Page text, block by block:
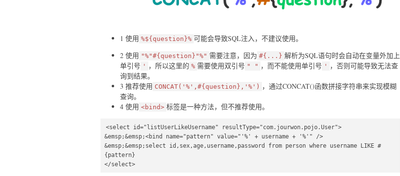
1 使用 %${question}% 可能会导致SQL注入，不建议使用。
2 使用 "%"#{question}"%" 需要注意，因为 #{...} 解析为SQL语句时会自动在变量外加上
单引号 ' ，所以这里的 % 需要使用双引号 " " ，而不能使用单引号 ' ，否则可能导致无法查
询到结果。
3 推荐使用 CONCAT('%',#{question},'%') ，通过CONCAT()函数拼接字符串来实现模糊
查询。
4 使用 <bind> 标签是一种方法，但不推荐使用。
<select id="listUserLikeUsername" resultType="com.jourwon.pojo.User">
&emsp;&emsp;<bind name="pattern" value="'%' + username + '%'" />
&emsp;&emsp;select id,sex,age,username,password from person where username LIKE #
{pattern}
</select>